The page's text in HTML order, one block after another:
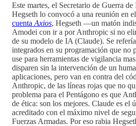
Este martes, el Secretario de Guerra
Hegseth lo convocó a una reunión en
cuenta Axios, Hegseth —un matón
Amodei con ir a por Anthropic si no
de su modelo de IA (Claude). Se
integrados en su programación que no
use para herramientas de vigilancia
disparen sin la intervención de un
aplicaciones, pero van en contra del
Anthropic, de las líneas rojas que no
problema para el Pentágono es que
de ética: son los mejores. Claude es el
acreditado con el máximo nivel de
Fuerzas Armadas. Por eso rabia